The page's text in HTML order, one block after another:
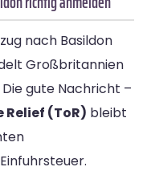
nach Basildon
Großbritannien
gute Nachricht –
Relief (ToR) bleibt